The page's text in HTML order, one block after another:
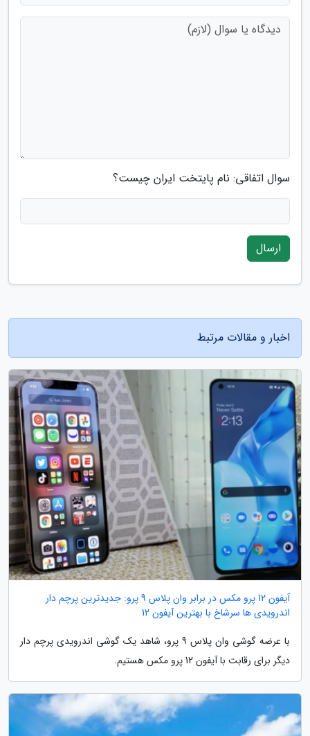
سوال اتفاقی: نام پایتخت ایران چیست؟
ارسال
اخبار و مقالات مرتبط
آیفون 12 پرو مکس در برابر وان پلاس 9 پرو: جدیدترین پرچم دار
اندرویدی ها سرشاخ با بهترین آیفون 12
با عرضه گوشی وان پلاس 9 پرو، شاهد یک گوشی اندرویدی پرچم دار
دیگر برای رقابت با آیفون 12 پرو مکس هستیم.